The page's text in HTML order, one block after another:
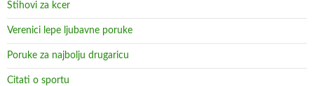
Stihovi za kcer
Verenici lepe ljubavne poruke
Poruke za najbolju drugaricu
Citati o sportu